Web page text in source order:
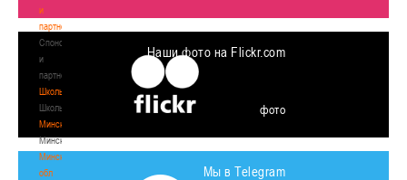
и
партнеры
Спонсоры
и
партнеры
Школы
Школы
Минск
Минск
Минская
обл
Наши фото на Flickr.com
фото
Мы в Telegram